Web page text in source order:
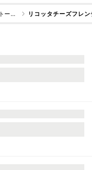
フレンチトースト リコッタチーズフレ